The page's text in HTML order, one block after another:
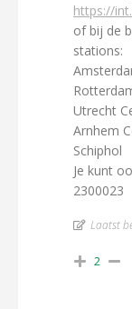
https://
of bij de
stations:
Utrecht
Arnhem
Schiphol
Je kunt
2300023
Laatst
2